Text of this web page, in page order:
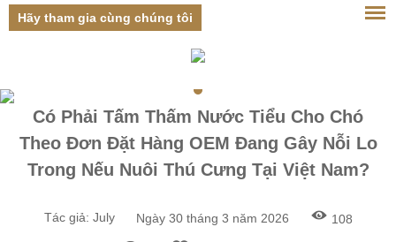
Đăng nhập
Hãy tham gia cùng chúng tôi
Có Phải Tấm Thấm Nước Tiểu Cho Chó
Theo Đơn Đặt Hàng OEM Đang Gây Nỗi Lo
Trong Nếu Nuôi Thú Cưng Tại Việt Nam?
Tác giả: July Ngày 30 tháng 3 năm 2026 108